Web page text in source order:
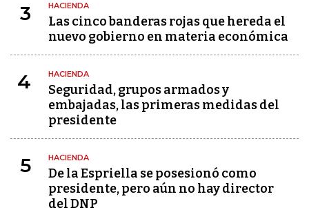
3 HACIENDA
Las cinco banderas rojas que hereda el
nuevo gobierno en materia económica
4 HACIENDA
Seguridad, grupos armados y
embajadas, las primeras medidas del
presidente
5 HACIENDA
De la Espriella se posesionó como
presidente, pero aún no hay director
del DNP